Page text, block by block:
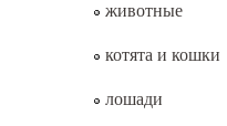
животные
котята и кошки
лошади